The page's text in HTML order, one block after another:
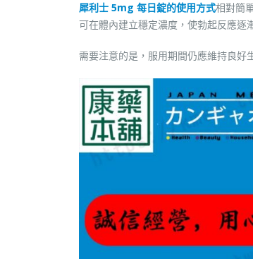
犀利士 5mg 每日錠的使用方式相對簡
可在體內建立穩定濃度，使勃起反應逐
需要注意的是，服用期間仍應維持良好